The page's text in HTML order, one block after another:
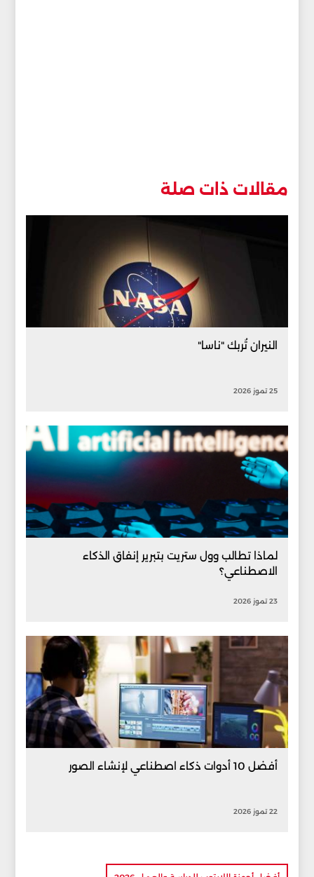
مقالات ذات صلة
النيران تُربك "ناسا"
25 تموز 2026
لماذا تطالب وول ستريت بتبرير إنفاق الذكاء
الاصطناعي؟
23 تموز 2026
أفضل 10 أدوات ذكاء اصطناعي لإنشاء الصور
22 تموز 2026